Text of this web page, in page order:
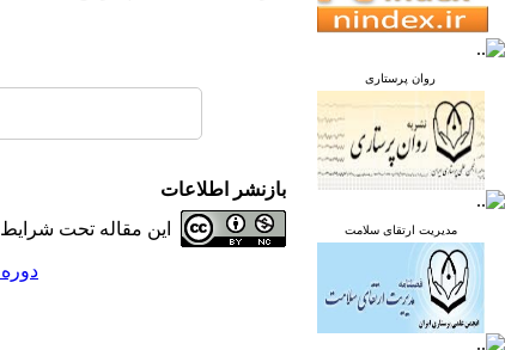
روان پرستاری
مدیریت ارتقای سلامت
بازنشر اطلاعات
این مقاله تحت شرایط
دوره 9، شماره 4 - ( مهر و آبان 1399 )